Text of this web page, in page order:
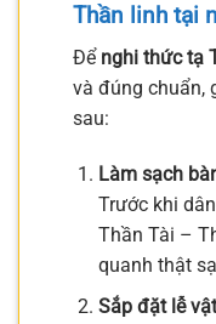
Thần linh tại
Để nghi thức tạ
và đúng chuẩn,
sau:
Làm sạch
Trước khi
Thần Tài –
quanh thật
Sắp đặt lễ